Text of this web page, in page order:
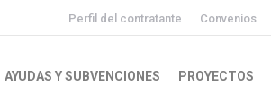
Perfil del contratante Convenios
AYUDAS Y SUBVENCIONES PROYECTOS